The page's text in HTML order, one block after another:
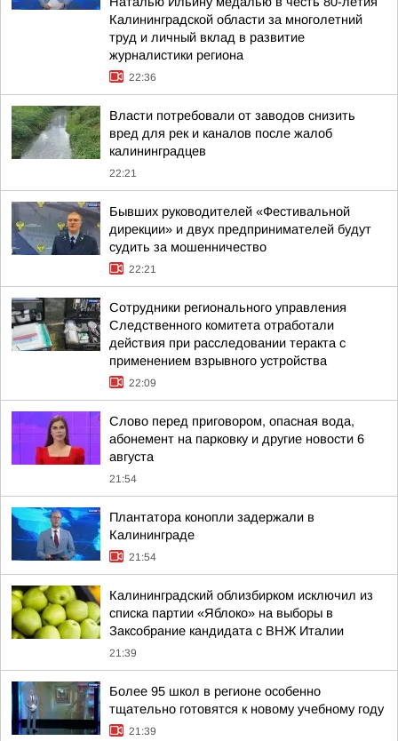
Калининградской области за многолетний
труд и личный вклад в развитие
журналистики региона
22:36
Власти потребовали от заводов снизить
вред для рек и каналов после жалоб
калининградцев
22:21
Бывших руководителей «Фестивальной
дирекции» и двух предпринимателей будут
судить за мошенничество
22:21
Сотрудники регионального управления
Следственного комитета отработали
действия при расследовании теракта с
применением взрывного устройства
22:09
Слово перед приговором, опасная вода,
абонемент на парковку и другие новости 6
августа
21:54
Плантатора конопли задержали в
Калининграде
21:54
Калининградский облизбирком исключил из
списка партии «Яблоко» на выборы в
Заксобрание кандидата с ВНЖ Италии
21:39
Более 95 школ в регионе особенно
тщательно готовятся к новому учебному году
21:39